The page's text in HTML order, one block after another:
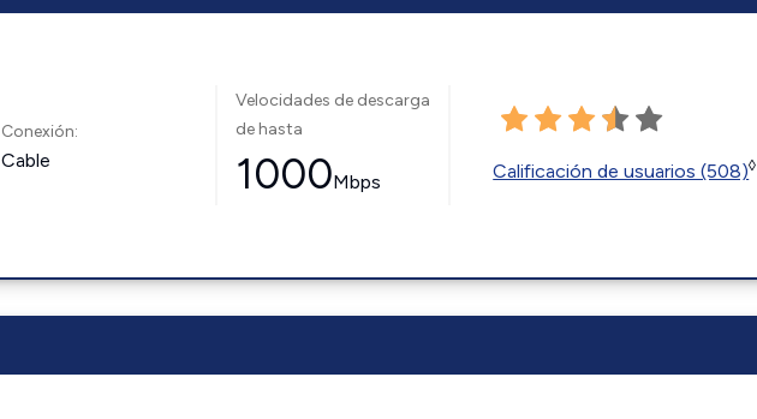
Conexión:
Cable
Velocidades de descarga
de hasta
1000Mbps Calificación de usuarios (508)◊